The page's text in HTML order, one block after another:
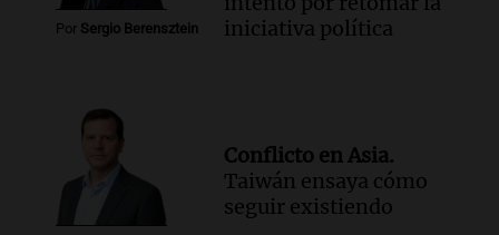
Por Sergio Berensztein
iniciativa política
Conflicto en Asia.
Taiwán ensaya cómo
seguir existiendo